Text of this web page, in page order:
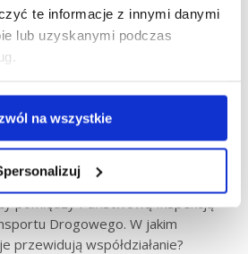
te informacje z innymi danymi
lub uzyskanymi podczas
na wszystkie
współpracy
i ITD
czw., 14 mar 2019
więc rozpoczyna się nowy
Drogowego. W jakim
przewidują współdziałanie?